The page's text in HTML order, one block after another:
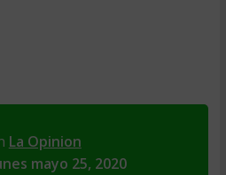
La Opinion
mayo 25, 2020